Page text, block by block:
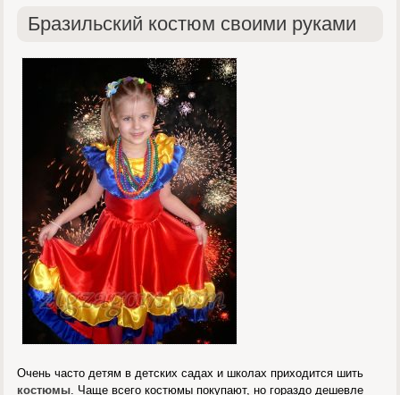
Бразильский костюм своими руками
Очень часто детям в детских садах и школах приходится шить
костюмы . Чаще всего костюмы покупают, но гораздо дешевле